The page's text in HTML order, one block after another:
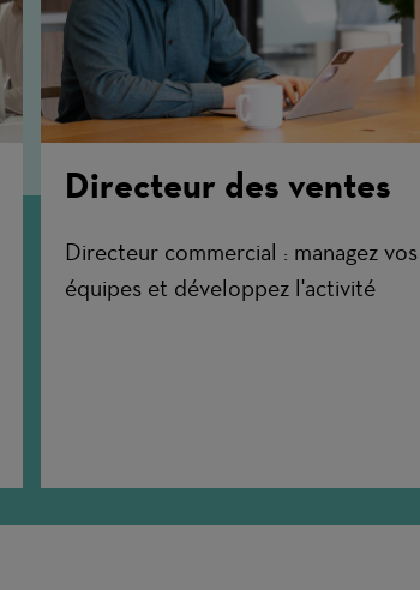
Directeur des ventes
Directeur commercial : managez vos
équipes et développez l'activité